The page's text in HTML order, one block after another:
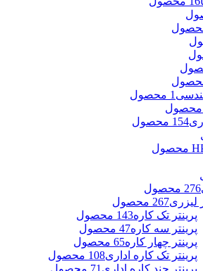
1 محصول
154 محصول
276 محصول
لیزری267 محصول
پرینتر تک کاره143 محصول
پرینتر سه کاره47 محصول
پرینتر چهار کاره65 محصول
پرینتر تک کاره اداری108 محصول
پرینتر چند کاره اداری 71 محصول